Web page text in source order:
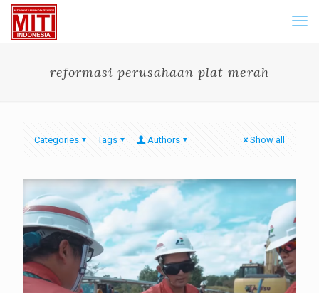
reformasi perusahaan plat merah
Categories Tags Authors Show all